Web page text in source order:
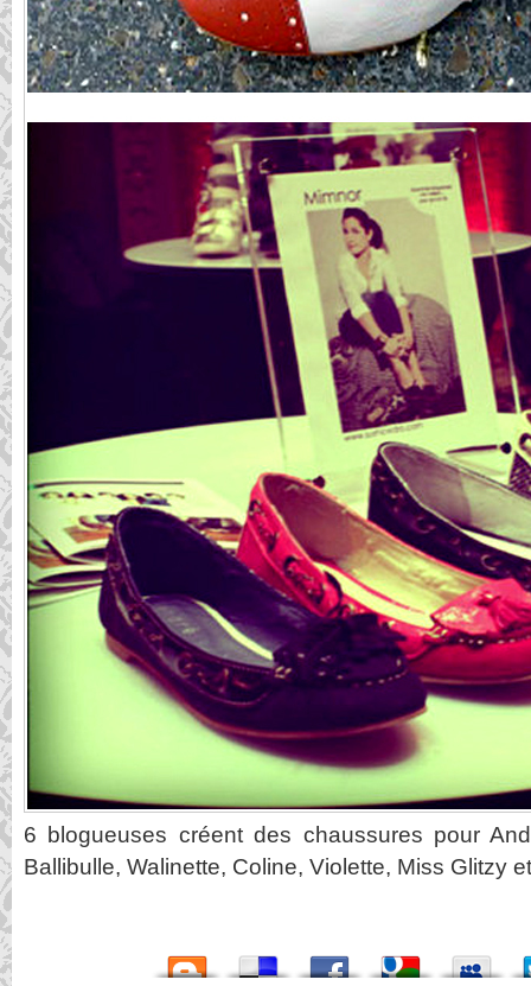
6 blogueuses créent des chaussures pour
Ballibulle, Walinette, Coline, Violette, Miss Glitzy